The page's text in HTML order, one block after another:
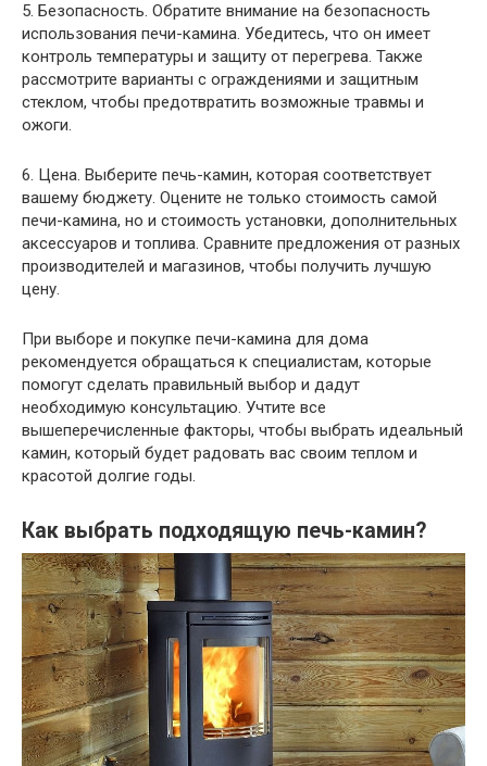
5. Безопасность. Обратите внимание на безопасность
использования печи-камина. Убедитесь, что он имеет
контроль температуры и защиту от перегрева. Также
рассмотрите варианты с ограждениями и защитным
стеклом, чтобы предотвратить возможные травмы и
ожоги.
6. Цена. Выберите печь-камин, которая соответствует
вашему бюджету. Оцените не только стоимость самой
печи-камина, но и стоимость установки, дополнительных
аксессуаров и топлива. Сравните предложения от разных
производителей и магазинов, чтобы получить лучшую
цену.
При выборе и покупке печи-камина для дома
рекомендуется обращаться к специалистам, которые
помогут сделать правильный выбор и дадут
необходимую консультацию. Учтите все
вышеперечисленные факторы, чтобы выбрать идеальный
камин, который будет радовать вас своим теплом и
красотой долгие годы.
Как выбрать подходящую печь-камин?